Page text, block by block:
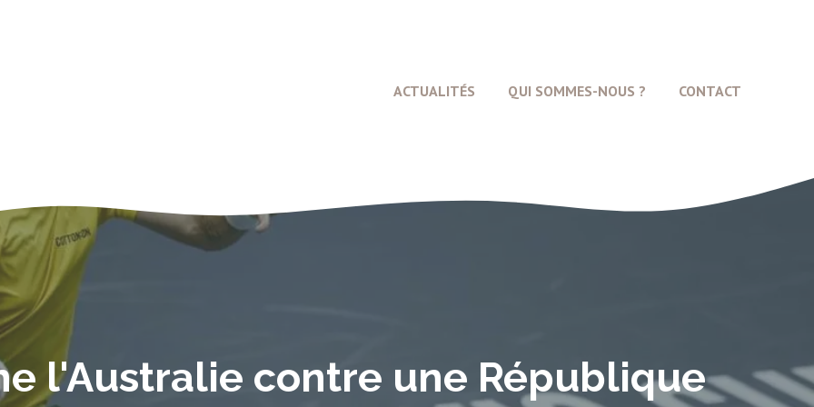
ACTUALITÉS QUI SOMMES-NOUS ? CONTACT
l'Australie contre une République